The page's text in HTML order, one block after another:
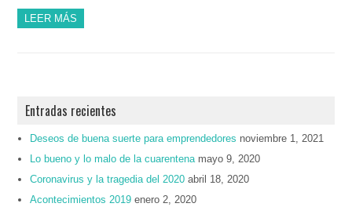
LEER MÁS
Entradas recientes
Deseos de buena suerte para emprendedores noviembre 1, 2021
Lo bueno y lo malo de la cuarentena mayo 9, 2020
Coronavirus y la tragedia del 2020 abril 18, 2020
Acontecimientos 2019 enero 2, 2020